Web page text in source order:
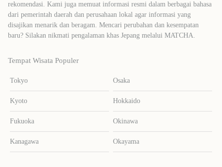
rekomendasi. Kami juga memuat informasi resmi dalam berbagai bahasa
dari pemerintah daerah dan perusahaan lokal agar informasi yang
disajikan menarik dan beragam. Mencari perubahan dan kesempatan
baru? Silakan nikmati pengalaman khas Jepang melalui MATCHA.
Tempat Wisata Populer
Tokyo Osaka
Kyoto Hokkaido
Fukuoka Okinawa
Kanagawa Okayama